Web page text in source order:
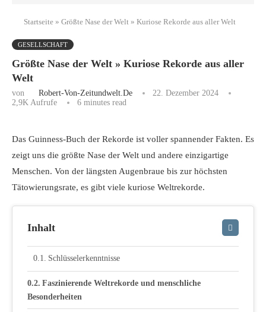
Startseite » Größte Nase der Welt » Kuriose Rekorde aus aller Welt
GESELLSCHAFT
Größte Nase der Welt » Kuriose Rekorde aus aller
Welt
von Robert-Von-Zeitundwelt.de
22. Dezember 2024
2,9K Aufrufe 6 minutes read
Das Guinness-Buch der Rekorde ist voller spannender Fakten. Es
zeigt uns die größte Nase der Welt und andere einzigartige
Menschen. Von der längsten Augenbraue bis zur höchsten
Tätowierungsrate, es gibt viele kuriose Weltrekorde.
Inhalt
Schlüsselerkenntnisse
Faszinierende Weltrekorde und menschliche
Besonderheiten